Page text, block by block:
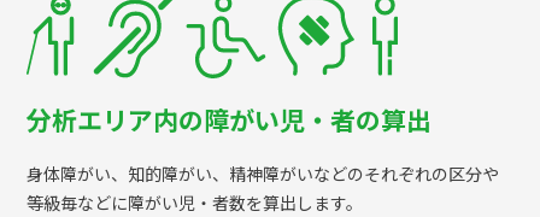
分析エリア内の障がい児・者の算出
身体障がい、知的障がい、精神障がいなどのそれぞれの区分や
等級毎などに障がい児・者数を算出します。